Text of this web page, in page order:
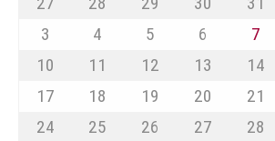
3
4 5 6 7
10
11 12 13 14
17
18 19 20 21
24
25 26 27 28